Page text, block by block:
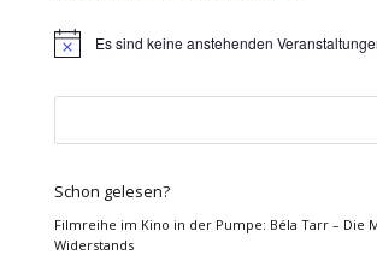
HinweisEs sind keine anstehenden
Schon gelesen?
Filmreihe im Kino in der Pumpe: Béla Tarr – Die
Widerstands